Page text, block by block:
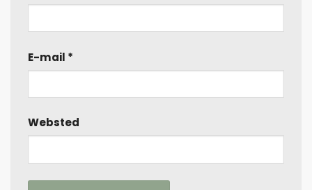
E-mail *
Websted